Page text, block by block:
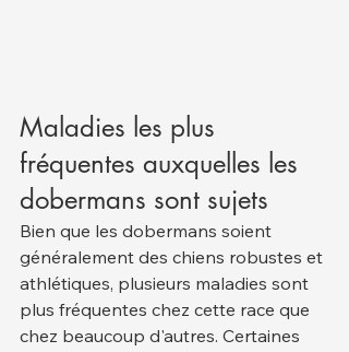
Maladies les plus
fréquentes auxquelles les
dobermans sont sujets
Bien que les dobermans soient
généralement des chiens robustes et
athlétiques, plusieurs maladies sont
plus fréquentes chez cette race que
chez beaucoup d'autres. Certaines